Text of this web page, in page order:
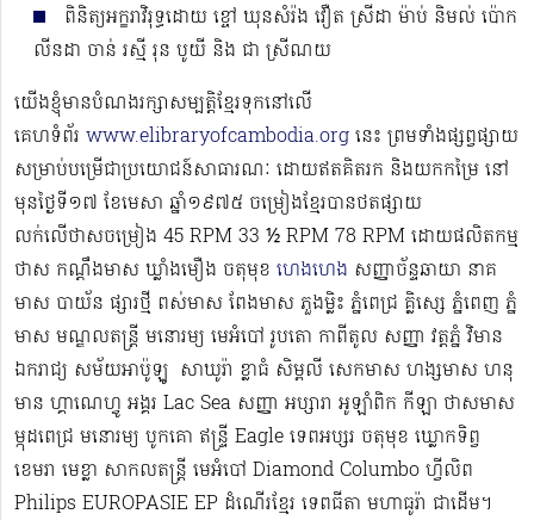
ពិនិត្យអក្ខរាវិរុទ្ធដោយ ខ្ចៅ ឃុនសំរ៉ង វឿត ស្រីដា ម៉ាប់ និមល់ ប៉ោក
លីនដា ចាន់ រស្មី រុន បូយី និង ជា ស្រីណយ
យើងខ្ញុំមានបំណងរក្សាសម្បត្តិខ្មែរទុកនៅលើ
គេហទំព័រ www.elibraryofcambodia.org នេះ ព្រមទាំងផ្សព្វផ្សាយ
សម្រាប់បម្រើជាប្រយោជន៍សាធារណៈ ដោយឥតគិតរក និងយកកម្រៃ នៅ
មុនថ្ងៃទី១៧ ខែមេសា ឆ្នាំ១៩៧៥ ចម្រៀងខ្មែរបានថតផ្សាយ
លក់លើថាសចម្រៀង 45 RPM 33 ½ RPM 78 RPM​ ដោយផលិតកម្ម
ថាស កណ្ដឹងមាស ឃ្លាំងមឿង ចតុមុខ ហេងហេង សញ្ញាច័ន្ទឆាយា នាគ
មាស បាយ័ន ផ្សារថ្មី ពស់មាស ពែងមាស ភួងម្លិះ ភ្នំពេជ្រ គ្លិស្សេ ភ្នំពេញ ភ្នំ
មាស មណ្ឌលតន្រ្តី មនោរម្យ មេអំបៅ រូបតោ កាពីតូល សញ្ញា វត្តភ្នំ វិមាន
ឯករាជ្យ សម័យអាប៉ូឡូ ​​​ សាឃូរ៉ា ខ្លាធំ សិម្ពលី សេកមាស ហង្សមាស ហនុ
មាន ហ្គាណេហ្វូ​ អង្គរ Lac Sea សញ្ញា អប្សារា អូឡាំពិក កីឡា ថាសមាស
ម្កុដពេជ្រ មនោរម្យ បូកគោ ឥន្ទ្រី Eagle ទេពអប្សរ ចតុមុខ ឃ្លោកទិព្វ
ខេមរា មេខ្លា សាកលតន្ត្រី មេអំបៅ Diamond Columbo ហ្វីលិព
Philips EUROPASIE EP ដំណើរខ្មែរ​ ទេពធីតា មហាធូរ៉ា ជាដើម​។